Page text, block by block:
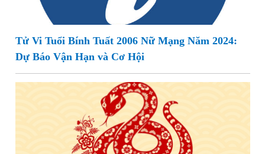
Tử Vi Tuổi Bính Tuất 2006 Nữ Mạng Năm 2024:
Dự Báo Vận Hạn và Cơ Hội